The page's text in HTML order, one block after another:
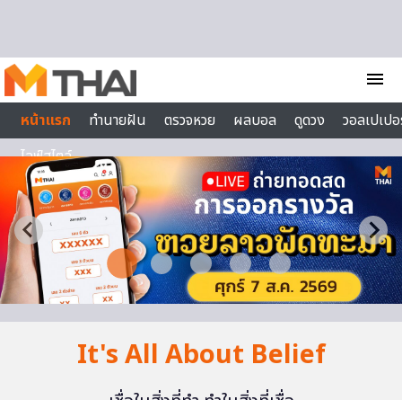
menu
หน้าแรก
ทำนายฝัน ตรวจหวย ผลบอล ดูดวง
วอลเปเป
ไลฟ์สไตล์
It's All About Belief